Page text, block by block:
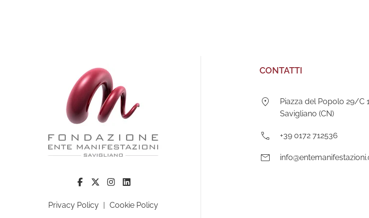
Privacy Policy Cookie Policy
CONTATTI
Indirizzo:
Piazza del Popolo 29/C
Savigliano (CN)
Telefono:
+39 0172 712536
E-